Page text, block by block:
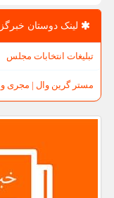
لینک دوستان
تبلیغات انتخابات مجلس
مستر گرین وال | مجری و